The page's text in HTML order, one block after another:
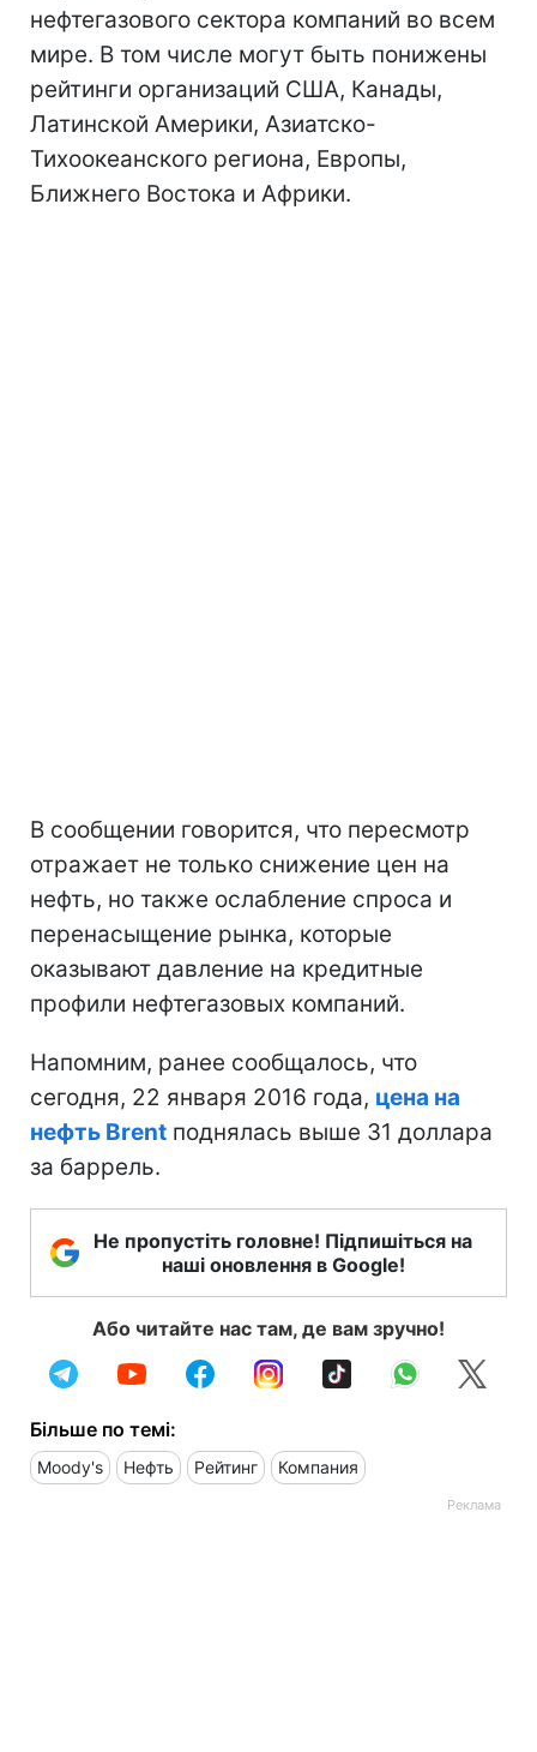
нефтегазового сектора компаний во всем
мире. В том числе могут быть понижены
рейтинги организаций США, Канады,
Латинской Америки, Азиатско-
Тихоокеанского региона, Европы,
Ближнего Востока и Африки.
В сообщении говорится, что пересмотр
отражает не только снижение цен на
нефть, но также ослабление спроса и
перенасыщение рынка, которые
оказывают давление на кредитные
профили нефтегазовых компаний.
Напомним, ранее сообщалось, что
сегодня, 22 января 2016 года, цена на
нефть Brent поднялась выше 31 доллара
за баррель.
Не пропустіть головне! Підпишіться на
наші оновлення в Google!
Або читайте нас там, де вам зручно!
Більше по темі:
Moody's Нефть Рейтинг Компания